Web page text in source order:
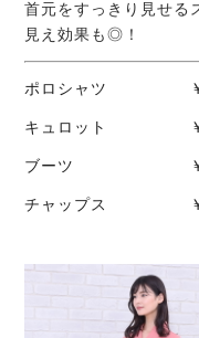
首元をすっきり見せる
見え効果も◎！
ポロシャツ ￥
キュロット ￥
ブーツ ￥
チャップス ￥